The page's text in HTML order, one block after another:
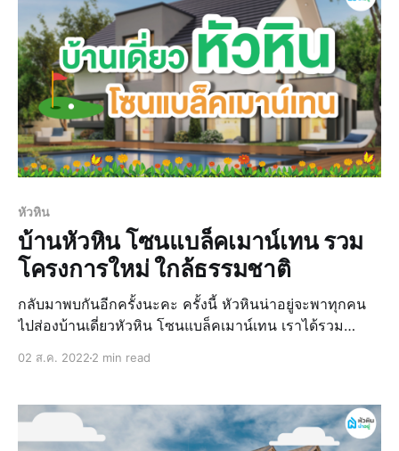
หัวหิน
บ้านหัวหิน โซนแบล็คเมาน์เทน รวม
โครงการใหม่ ใกล้ธรรมชาติ
กลับมาพบกันอีกครั้งนะคะ ครั้งนี้ หัวหินน่าอยู่จะพาทุกคน
ไปส่องบ้านเดี่ยวหัวหิน โซนแบล็คเมาน์เทน เราได้รวม
02 ส.ค. 2022 2 min read